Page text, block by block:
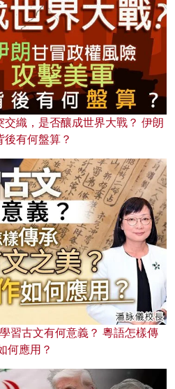
織，是否釀成世界大戰？ 伊朗
有何盤算？
習古文有何意義？ 粵語怎樣傳
何應用？